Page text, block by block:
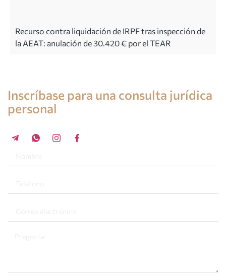
Recurso contra liquidación de IRPF tras inspección de
la AEAT: anulación de 30.420 € por el TEAR
Inscríbase para una consulta jurídica
personal